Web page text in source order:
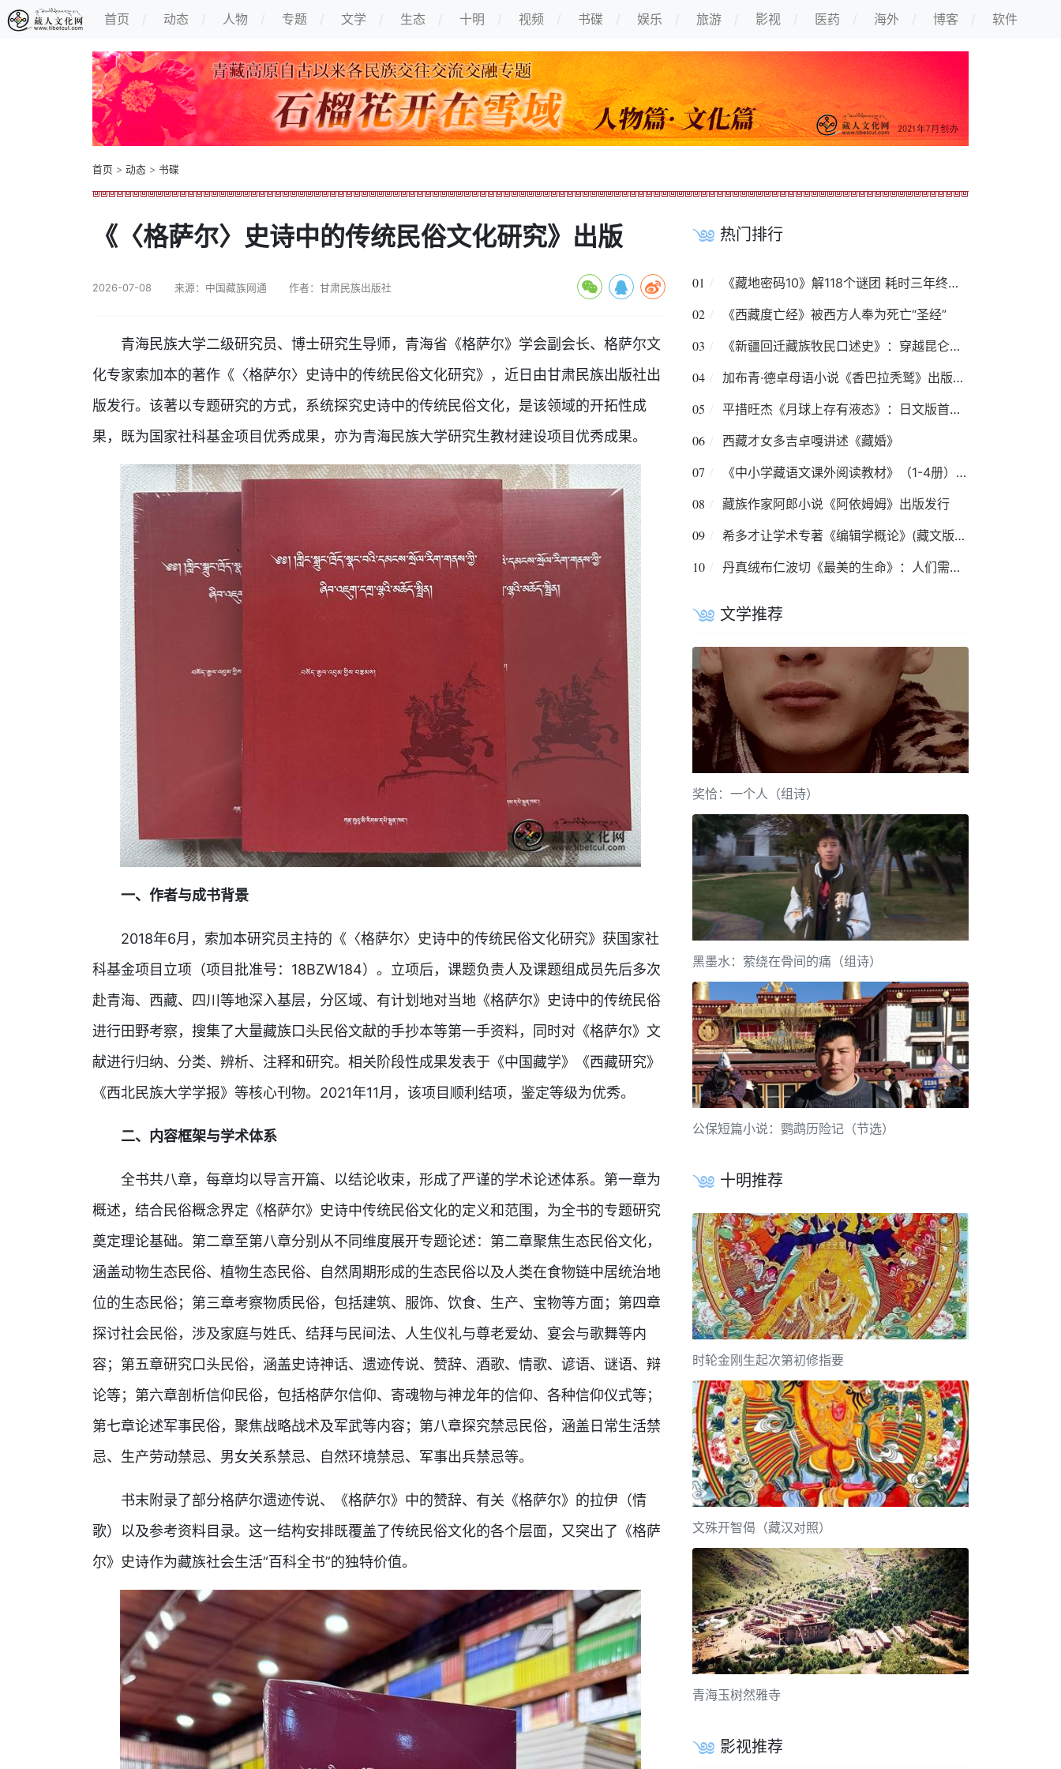
首页 动态 人物 专题 文学 生态 十明 视频 书碟 娱乐 旅游 影视 医药 海外 博客 软件
首页 > 动态 > 书碟
《〈格萨尔〉史诗中的传统民俗文化研究》出版
2026-07-08 来源：中国藏族网通 作者：甘肃民族出版社
青海民族大学二级研究员、博士研究生导师，青海省《格萨尔》学会副会长、格萨尔文
化专家索加本的著作《〈格萨尔〉史诗中的传统民俗文化研究》，近日由甘肃民族出版社出
版发行。该著以专题研究的方式，系统探究史诗中的传统民俗文化，是该领域的开拓性成
果，既为国家社科基金项目优秀成果，亦为青海民族大学研究生教材建设项目优秀成果。
一、作者与成书背景
2018年6月，索加本研究员主持的《〈格萨尔〉史诗中的传统民俗文化研究》获国家社
科基金项目立项（项目批准号：18BZW184）。立项后，课题负责人及课题组成员先后多次
赴青海、西藏、四川等地深入基层，分区域、有计划地对当地《格萨尔》史诗中的传统民俗
进行田野考察，搜集了大量藏族口头民俗文献的手抄本等第一手资料，同时对《格萨尔》文
献进行归纳、分类、辨析、注释和研究。相关阶段性成果发表于《中国藏学》《西藏研究》
《西北民族大学学报》等核心刊物。2021年11月，该项目顺利结项，鉴定等级为优秀。
二、内容框架与学术体系
全书共八章，每章均以导言开篇、以结论收束，形成了严谨的学术论述体系。第一章为
概述，结合民俗概念界定《格萨尔》史诗中传统民俗文化的定义和范围，为全书的专题研究
奠定理论基础。第二章至第八章分别从不同维度展开专题论述：第二章聚焦生态民俗文化，
涵盖动物生态民俗、植物生态民俗、自然周期形成的生态民俗以及人类在食物链中居统治地
位的生态民俗；第三章考察物质民俗，包括建筑、服饰、饮食、生产、宝物等方面；第四章
探讨社会民俗，涉及家庭与姓氏、结拜与民间法、人生仪礼与尊老爱幼、宴会与歌舞等内
容；第五章研究口头民俗，涵盖史诗神话、遗迹传说、赞辞、酒歌、情歌、谚语、谜语、辩
论等；第六章剖析信仰民俗，包括格萨尔信仰、寄魂物与神龙年的信仰、各种信仰仪式等；
第七章论述军事民俗，聚焦战略战术及军武等内容；第八章探究禁忌民俗，涵盖日常生活禁
忌、生产劳动禁忌、男女关系禁忌、自然环境禁忌、军事出兵禁忌等。
书末附录了部分格萨尔遗迹传说、《格萨尔》中的赞辞、有关《格萨尔》的拉伊（情
歌）以及参考资料目录。这一结构安排既覆盖了传统民俗文化的各个层面，又突出了《格萨
尔》史诗作为藏族社会生活“百科全书”的独特价值。
热门排行
01 《藏地密码10》解118个谜团 耗时三年终出大结局
02 《西藏度亡经》被西方人奉为死亡“圣经”
03 《新疆回迁藏族牧民口述史》：穿越昆仑山的故事
04 加布青·德卓母语小说《香巴拉秃鹫》出版发行
05 平措旺杰《月球上存有液态》：日文版首发仪式在京举行
06 西藏才女多吉卓嘎讲述《藏婚》
07 《中小学藏语文课外阅读教材》（1-4册）出版发行
08 藏族作家阿郎小说《阿依姆姆》出版发行
09 希多才让学术专著《编辑学概论》(藏文版)出版发行
10 丹真绒布仁波切《最美的生命》：人们需要安祥清净
文学推荐
奖恰：一个人（组诗）
黑墨水：萦绕在骨间的痛（组诗）
公保短篇小说：鹦鹉历险记（节选）
十明推荐
时轮金刚生起次第初修指要
文殊开智偈（藏汉对照）
青海玉树然雅寺
影视推荐